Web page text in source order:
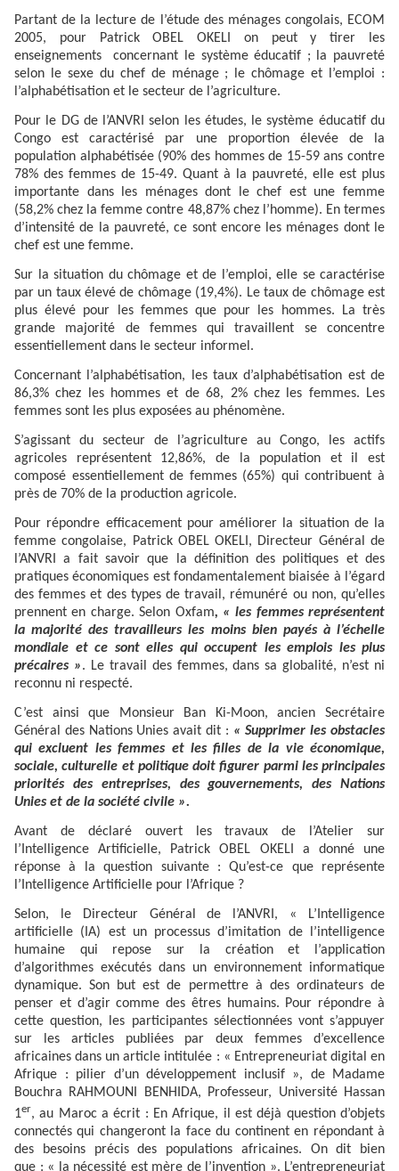
Partant de la lecture de l’étude des ménages congolais, ECOM
2005, pour Patrick OBEL OKELI on peut y tirer les
enseignements concernant le système éducatif ; la pauvreté
selon le sexe du chef de ménage ; le chômage et l’emploi :
l’alphabétisation et le secteur de l’agriculture.
Pour le DG de l’ANVRI selon les études, le système éducatif du
Congo est caractérisé par une proportion élevée de la
population alphabétisée (90% des hommes de 15-59 ans contre
78% des femmes de 15-49. Quant à la pauvreté, elle est plus
importante dans les ménages dont le chef est une femme
(58,2% chez la femme contre 48,87% chez l’homme). En termes
d’intensité de la pauvreté, ce sont encore les ménages dont le
chef est une femme.
Sur la situation du chômage et de l’emploi, elle se caractérise
par un taux élevé de chômage (19,4%). Le taux de chômage est
plus élevé pour les femmes que pour les hommes. La très
grande majorité de femmes qui travaillent se concentre
essentiellement dans le secteur informel.
Concernant l’alphabétisation, les taux d’alphabétisation est de
86,3% chez les hommes et de 68, 2% chez les femmes. Les
femmes sont les plus exposées au phénomène.
S’agissant du secteur de l’agriculture au Congo, les actifs
agricoles représentent 12,86%, de la population et il est
composé essentiellement de femmes (65%) qui contribuent à
près de 70% de la production agricole.
Pour répondre efficacement pour améliorer la situation de la
femme congolaise, Patrick OBEL OKELI, Directeur Général de
l’ANVRI a fait savoir que la définition des politiques et des
pratiques économiques est fondamentalement biaisée à l’égard
des femmes et des types de travail, rémunéré ou non, qu’elles
prennent en charge. Selon Oxfam, « les femmes représentent
la majorité des travailleurs les moins bien payés à l’échelle
mondiale et ce sont elles qui occupent les emplois les plus
précaires ». Le travail des femmes, dans sa globalité, n’est ni
reconnu ni respecté.
C’est ainsi que Monsieur Ban Ki-Moon, ancien Secrétaire
Général des Nations Unies avait dit : « Supprimer les obstacles
qui excluent les femmes et les filles de la vie économique,
sociale, culturelle et politique doit figurer parmi les principales
priorités des entreprises, des gouvernements, des Nations
Unies et de la société civile ».
Avant de déclaré ouvert les travaux de l’Atelier sur
l’Intelligence Artificielle, Patrick OBEL OKELI a donné une
réponse à la question suivante : Qu’est-ce que représente
l’Intelligence Artificielle pour l’Afrique ?
Selon, le Directeur Général de l’ANVRI, « L’Intelligence
artificielle (IA) est un processus d’imitation de l’intelligence
humaine qui repose sur la création et l’application
d’algorithmes exécutés dans un environnement informatique
dynamique. Son but est de permettre à des ordinateurs de
penser et d’agir comme des êtres humains. Pour répondre à
cette question, les participantes sélectionnées vont s’appuyer
sur les articles publiées par deux femmes d’excellence
africaines dans un article intitulée : « Entrepreneuriat digital en
Afrique : pilier d’un développement inclusif », de Madame
Bouchra RAHMOUNI BENHIDA, Professeur, Université Hassan
1er, au Maroc a écrit : En Afrique, il est déjà question d’objets
connectés qui changeront la face du continent en répondant à
des besoins précis des populations africaines. On dit bien
que : « la nécessité est mère de l’invention ». L’entrepreneuriat